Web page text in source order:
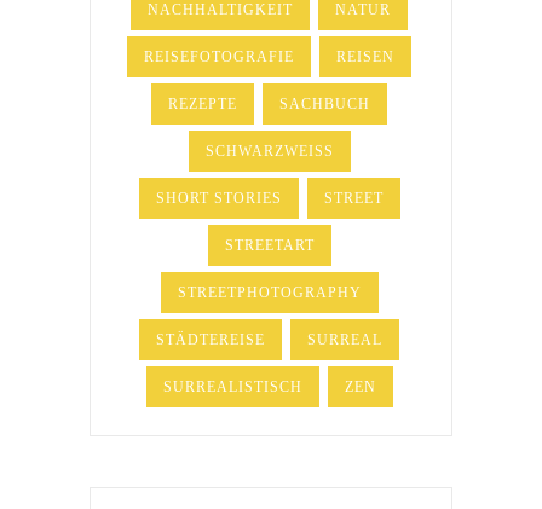
NACHHALTIGKEIT NATUR
REISEFOTOGRAFIE REISEN
REZEPTE SACHBUCH
SCHWARZWEISS
SHORT STORIES STREET
STREETART
STREETPHOTOGRAPHY
STÄDTEREISE SURREAL
SURREALISTISCH ZEN